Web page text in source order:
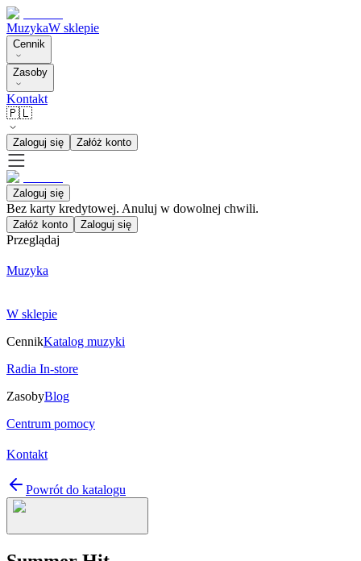
MuzykaW sklepie
Cennik
Zasoby
Kontakt
🇵🇱
Zaloguj się Załóż konto
Zaloguj się
Bez karty kredytowej. Anuluj w dowolnej chwili.
Załóż konto Zaloguj się
Przeglądaj
Muzyka
W sklepie
CennikKatalog muzyki
Radia In-store
ZasobyBlog
Centrum pomocy
Kontakt
Powrót do katalogu